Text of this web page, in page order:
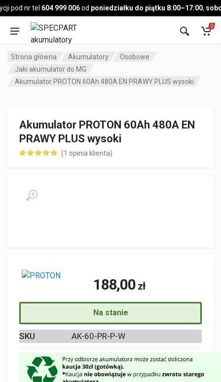
pod nr tel604 999 006odponiedziałku do piątku 8:00–17:00,
Pojazd
0
Strona główna Akumulatory
Osobowe
Jaki akumulator do MG
Akumulator PROTON 60Ah 480A EN PRAWY PLUS wysoki
Akumulator PROTON 60Ah 480A EN
PRAWY PLUS wysoki
(1 opinia klienta)
188,00 zł
Na stanie
SKU AK-60-PR-P-W